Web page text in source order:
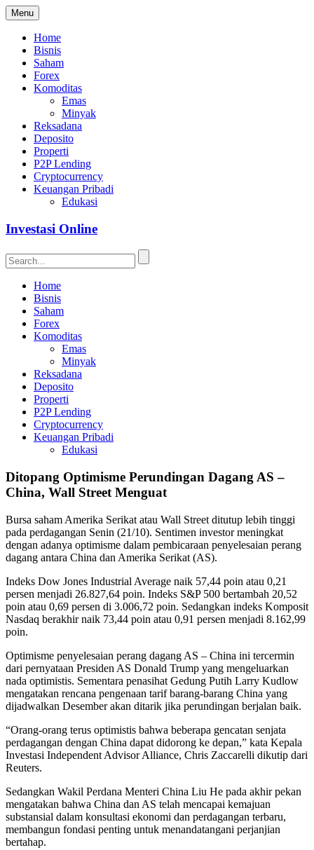
Menu
Home
Bisnis
Saham
Forex
Komoditas
Emas
Minyak
Reksadana
Deposito
Properti
P2P Lending
Cryptocurrency
Keuangan Pribadi
Edukasi
Investasi Online
Home
Bisnis
Saham
Forex
Komoditas
Emas
Minyak
Reksadana
Deposito
Properti
P2P Lending
Cryptocurrency
Keuangan Pribadi
Edukasi
Ditopang Optimisme Perundingan Dagang AS –
China, Wall Street Menguat
Bursa saham Amerika Serikat atau Wall Street ditutup lebih tinggi
pada perdagangan Senin (21/10). Sentimen investor meningkat
dengan adanya optimisme dalam pembicaraan penyelesaian perang
dagang antara China dan Amerika Serikat (AS).
Indeks Dow Jones Industrial Average naik 57,44 poin atau 0,21
persen menjadi 26.827,64 poin. Indeks S&P 500 bertambah 20,52
poin atau 0,69 persen di 3.006,72 poin. Sedangkan indeks Komposit
Nasdaq berakhir naik 73,44 poin atau 0,91 persen menjadi 8.162,99
poin.
Optimisme penyelesaian perang dagang AS – China ini tercermin
dari pernyataan Presiden AS Donald Trump yang mengeluarkan
nada optimistis. Sementara penasihat Gedung Putih Larry Kudlow
mengatakan rencana pengenaan tarif barang-barang China yang
dijadwalkan Desember akan ditarik jika perundingan berjalan baik.
“Orang-orang terus optimistis bahwa beberapa gencatan senjata
perdagangan dengan China dapat didorong ke depan,” kata Kepala
Investasi Independent Advisor Alliance, Chris Zaccarelli dikutip dari
Reuters.
Sedangkan Wakil Perdana Menteri China Liu He pada akhir pekan
mengatakan bahwa China dan AS telah mencapai kemajuan
substansial dalam konsultasi ekonomi dan perdagangan terbaru,
membangun fondasi penting untuk menandatangani perjanjian
bertahap.